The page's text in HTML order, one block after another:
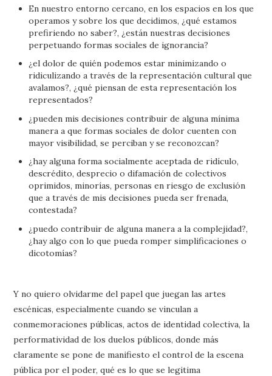
En nuestro entorno cercano, en los espacios en los que
operamos y sobre los que decidimos, ¿qué estamos
prefiriendo no saber?, ¿están nuestras decisiones
perpetuando formas sociales de ignorancia?
¿el dolor de quién podemos estar minimizando o
ridiculizando a través de la representación cultural que
avalamos?, ¿qué piensan de esta representación los
representados?
¿pueden mis decisiones contribuir de alguna mínima
manera a que formas sociales de dolor cuenten con
mayor visibilidad, se perciban y se reconozcan?
¿hay alguna forma socialmente aceptada de ridículo,
descrédito, desprecio o difamación de colectivos
oprimidos, minorías, personas en riesgo de exclusión
que a través de mis decisiones pueda ser frenada,
contestada?
¿puedo contribuir de alguna manera a la complejidad?,
¿hay algo con lo que pueda romper simplificaciones o
dicotomías?
Y no quiero olvidarme del papel que juegan las artes
escénicas, especialmente cuando se vinculan a
conmemoraciones públicas, actos de identidad colectiva, la
performatividad de los duelos públicos, donde más
claramente se pone de manifiesto el control de la escena
pública por el poder, qué es lo que se legitima